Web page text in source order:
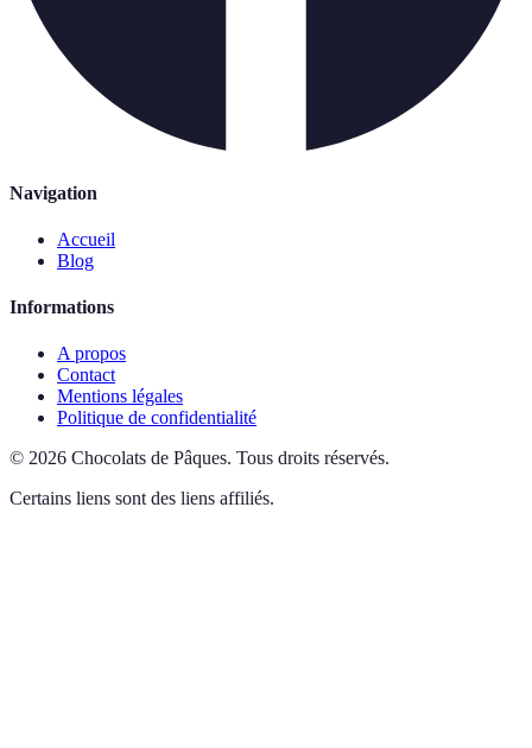
Navigation
Accueil
Blog
Informations
A propos
Contact
Mentions légales
Politique de confidentialité
© 2026 Chocolats de Pâques. Tous droits réservés.
Certains liens sont des liens affiliés.